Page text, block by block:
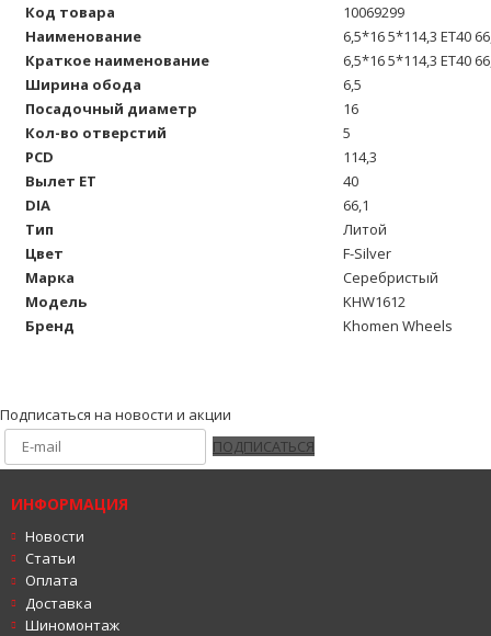
Код товара
10069299
Наименование
6,5*16 5*114,3 ET40
Краткое наименование
6,5*16 5*114,3 ET40
Ширина обода
6,5
Посадочный диаметр
16
Кол-во отверстий
5
PCD
114,3
Вылет ET
40
DIA
66,1
Тип
Литой
Цвет
F-Silver
Марка
Серебристый
Модель
KHW1612
Бренд
Khomen Wheels
Подписаться на новости и акции
ПОДПИСАТЬСЯ
ИНФОРМАЦИЯ
Новости
Статьи
Оплата
Доставка
Шиномонтаж